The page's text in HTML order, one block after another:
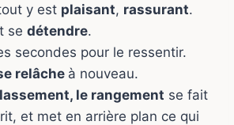
y est plaisant, rassurant.
se détendre.
secondes pour le ressentir.
relâche à nouveau.
le rangement se fait
et met en arrière plan ce qui